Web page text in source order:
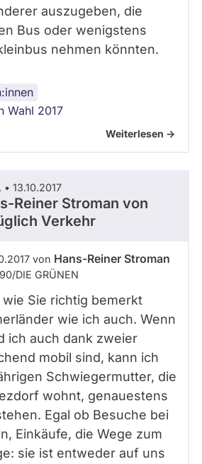
auszugeben, die
Bus oder wenigstens
nehmen könnten.
Wahl 2017
Weiterlesen ->
13.10.2017
Reiner Stroman von
Verkehr
von Hans-Reiner Stroman
­DIE GRÜNEN
wie Sie richtig bemerkt
wie ich auch. Wenn
ich auch dank zweier
mobil sind, kann ich
Schwiegermutter, die
wohnt, genauestens
Egal ob Besuche bei
Einkäufe, die Wege zum
sie ist entweder auf uns